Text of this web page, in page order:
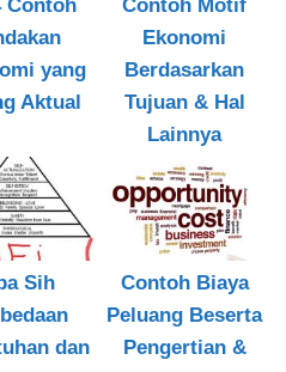
Contoh
yang
Aktual
Contoh Motif
Ekonomi
Berdasarkan
Tujuan & Hal
Lainnya
Sih
dan
Contoh Biaya
Peluang Beserta
Pengertian &